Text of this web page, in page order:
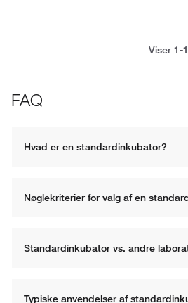
Viser 1-
FAQ
Hvad er en standardinkubator?
Nøglekriterier for valg af en
Standardinkubator vs. andre
Typiske anvendelser af